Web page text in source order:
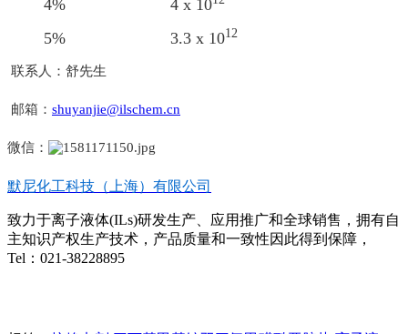
4% 4 x 10
5% 3.3 x 1012
联系人：舒先生
邮箱： shuyanjie@ilschem.cn
微信：
默尼化工科技（上海）有限公司
致力于离子液体(ILs)研发生产、应用推广和全球销售，拥有自
主知识产权生产技术，产品质量和一致性因此得到保障，
Tel：021-38228895